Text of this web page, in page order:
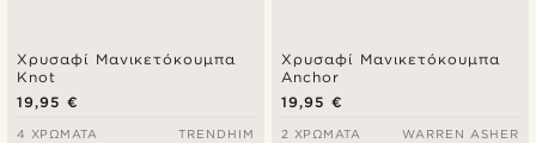
Χρυσαφί Μανικετόκουμπα
Knot
19,95 €
4 ΧΡΏΜΑΤΑ TRENDHIM
Χρυσαφί Μανικετόκουμπα
Anchor
19,95 €
2 ΧΡΏΜΑΤΑ WARREN ASHER